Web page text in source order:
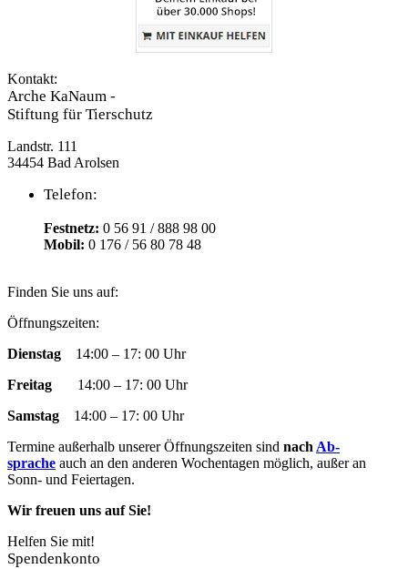
Kontakt:
Arche KaNaum -
Stiftung für Tierschutz
Landstr. 111
34454 Bad Arolsen
Telefon:
Festnetz: 0 56 91 / 888 98 00
Mobil: 0 176 / 56 80 78 48
Finden Sie uns auf:
Facebook
opens
new
YouTube
opens
new
RSS
opens
new
Instagram
opens
new
E-
page
in
window
Öffnungszeiten:
Dienstag 14:00 – 17: 00 Uhr
Freitag 14:00 – 17: 00 Uhr
Samstag 14:00 – 17: 00 Uhr
Termine außer­halb un­ser­er Öff­nungs­zeit­en sind nach Ab­
sprache auch an den an­der­en Woch­en­tag­en mög­lich, außer an
Sonn- und Fei­­er­­tag­en.
Wir freuen uns auf Sie!
Helfen Sie mit!
Spendenkonto